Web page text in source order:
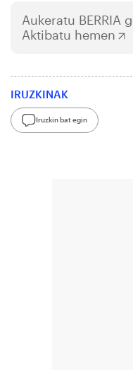
Aukeratu BERRIA
Aktibatu hemen
IRUZKINAK
Iruzkin bat egin